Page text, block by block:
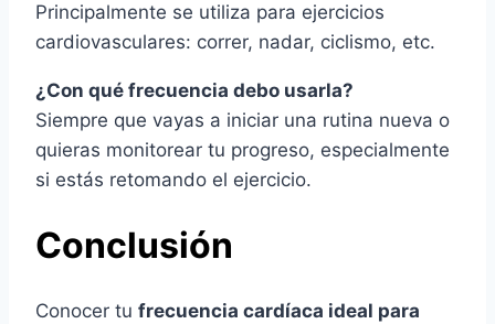
Principalmente se utiliza para ejercicios
cardiovasculares: correr, nadar, ciclismo, etc.
¿Con qué frecuencia debo usarla?
Siempre que vayas a iniciar una rutina nueva o
quieras monitorear tu progreso, especialmente
si estás retomando el ejercicio.
Conclusión
Conocer tu frecuencia cardíaca ideal para